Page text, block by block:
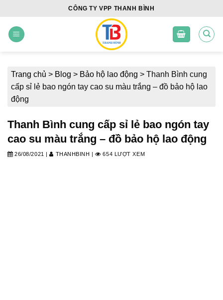
content
CÔNG TY VPP THANH BÌNH
Trang chủ > Blog > Bảo hộ lao động > Thanh Bình cung
cấp sỉ lẻ bao ngón tay cao su màu trắng – đồ bảo hộ lao
động
Thanh Bình cung cấp sỉ lẻ bao ngón tay
cao su màu trắng – đồ bảo hộ lao động
26/08/2021 | THANHBINH | 654 LƯỢT XEM